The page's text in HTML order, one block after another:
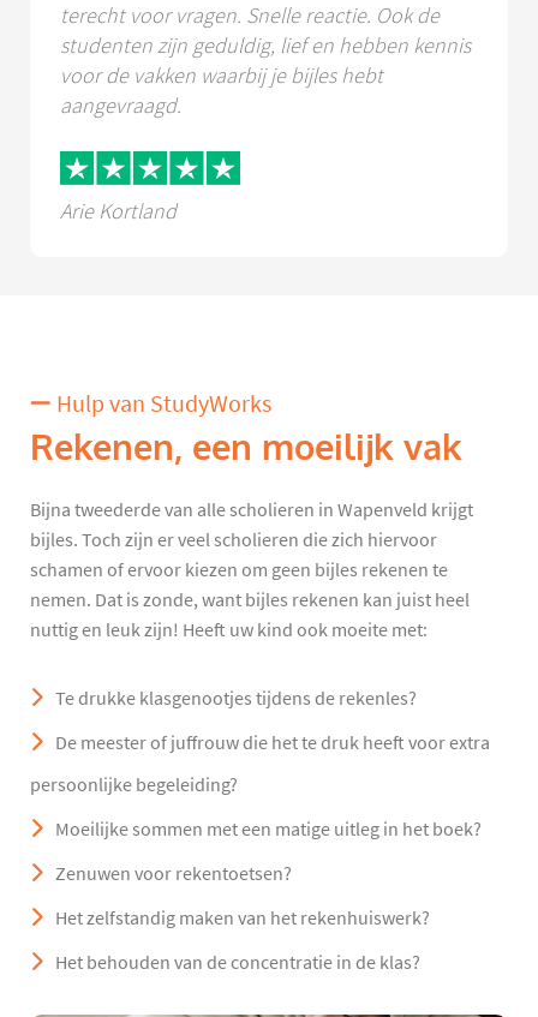
terecht voor vragen. Snelle reactie. Ook de
studenten zijn geduldig, lief en hebben kennis
voor de vakken waarbij je bijles hebt
aangevraagd.
Arie Kortland
Hulp van StudyWorks
Rekenen, een moeilijk vak
Bijna tweederde van alle scholieren in Wapenveld krijgt
bijles. Toch zijn er veel scholieren die zich hiervoor
schamen of ervoor kiezen om geen bijles rekenen te
nemen. Dat is zonde, want bijles rekenen kan juist heel
nuttig en leuk zijn! Heeft uw kind ook moeite met:
Te drukke klasgenootjes tijdens de rekenles?
De meester of juffrouw die het te druk heeft voor extra
persoonlijke begeleiding?
Moeilijke sommen met een matige uitleg in het boek?
Zenuwen voor rekentoetsen?
Het zelfstandig maken van het rekenhuiswerk?
Het behouden van de concentratie in de klas?